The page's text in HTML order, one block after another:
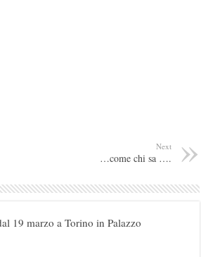
Next
…come chi sa ….
19 marzo a Torino in Palazzo